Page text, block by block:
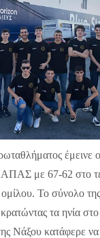
έμεινε
ΑΠΑΣ με 67-62 στο
Το σύνολο
τα ηνία στο
Νάξου κατάφερε να